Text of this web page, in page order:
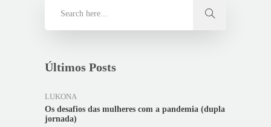
Últimos Posts
LUKONA
Os desafios das mulheres com a pandemia (dupla
jornada)